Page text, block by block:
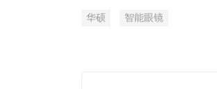
华硕 智能眼镜